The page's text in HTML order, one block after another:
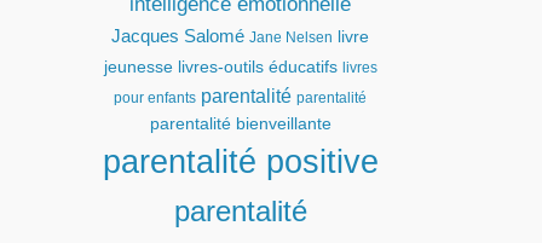
Jacques Salomé Jane Nelsen
livre
jeunesse livres-outils éducatifs livres
pour enfants parentalité parentalité
parentalité bienveillante
parentalité positive
parentalité